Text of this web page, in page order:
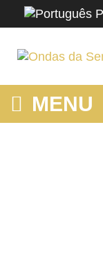
MENU